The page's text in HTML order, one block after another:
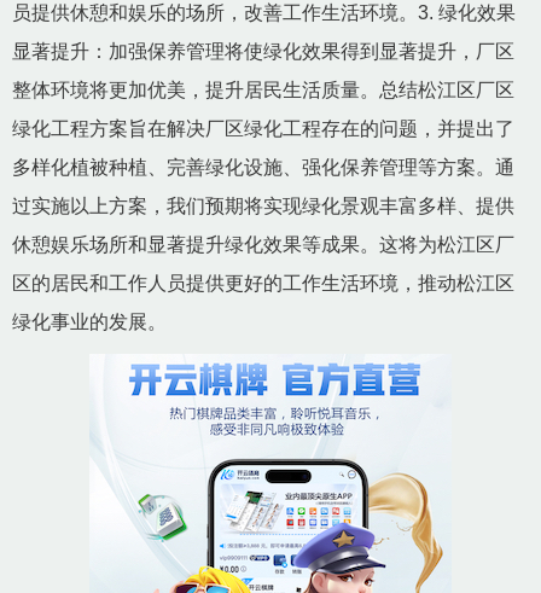
员提供休憩和娱乐的场所，改善工作生活环境。3. 绿化效果
显著提升：加强保养管理将使绿化效果得到显著提升，厂区
整体环境将更加优美，提升居民生活质量。总结松江区厂区
绿化工程方案旨在解决厂区绿化工程存在的问题，并提出了
多样化植被种植、完善绿化设施、强化保养管理等方案。通
过实施以上方案，我们预期将实现绿化景观丰富多样、提供
休憩娱乐场所和显著提升绿化效果等成果。这将为松江区厂
区的居民和工作人员提供更好的工作生活环境，推动松江区
绿化事业的发展。